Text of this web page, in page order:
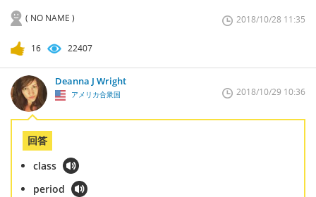
( NO NAME ) 2018/10/28 11:35
16 22407
Deanna J Wright
アメリカ合衆国 2018/10/29 10:36
回答
class
period